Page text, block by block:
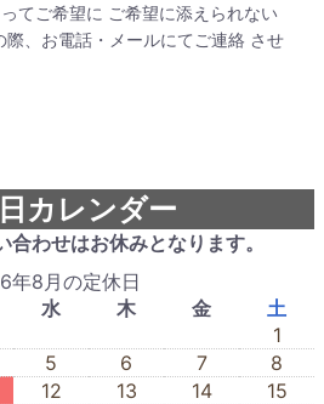
てご希望に ご希望に添えられない
、お電話・メールにてご連絡 させ
カレンダー
わせはお休みとなります。
年8月の定休日
水 木 金
土
1
5 6 7
8
12 13 14
15